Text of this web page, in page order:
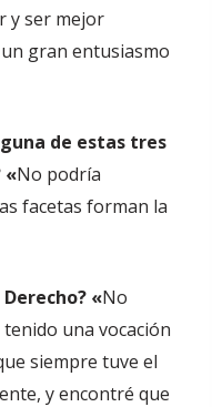
y ser mejor
gran entusiasmo
de estas tres
«No podría
facetas forman la
«No
una vocación
siempre tuve el
y encontré que